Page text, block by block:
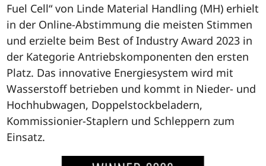
Fuel Cell“ von Linde Material Handling (MH) erhielt
in der Online-Abstimmung die meisten Stimmen
und erzielte beim Best of Industry Award 2023 in
der Kategorie Antriebskomponenten den ersten
Platz. Das innovative Energiesystem wird mit
Wasserstoff betrieben und kommt in Nieder- und
Hochhubwagen, Doppelstockbeladern,
Kommissionier-Staplern und Schleppern zum
Einsatz.